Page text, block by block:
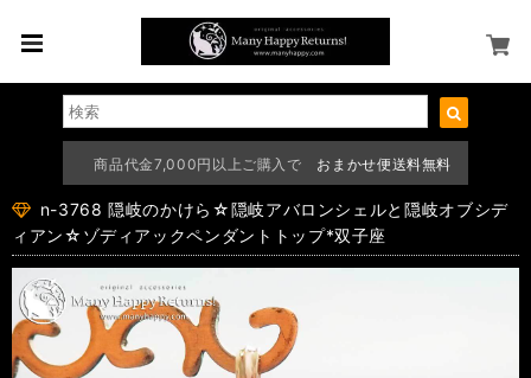
商品代金7,000円以上ご購入で おまかせ便送料無料
n-3768 隠岐のかけら☆隠岐アバロンシェルと隠岐オブシデ
ィアン☆ゾディアックペンダントトップ*双子座